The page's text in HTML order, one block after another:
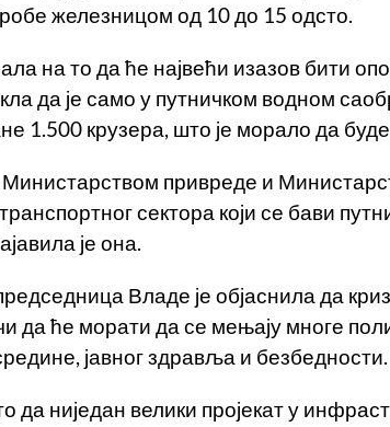
железницом од 10 до 15 одсто.
на то да ће највећи изазов бити
да је само у путничком водном
1.500 крузера, што је морало да
привреде и
сектора који се бави
је она.
Владе је објаснила да
да ће морати да се мењају многе
јавног здравља и безбедности.
да ниједан велики пројекат у